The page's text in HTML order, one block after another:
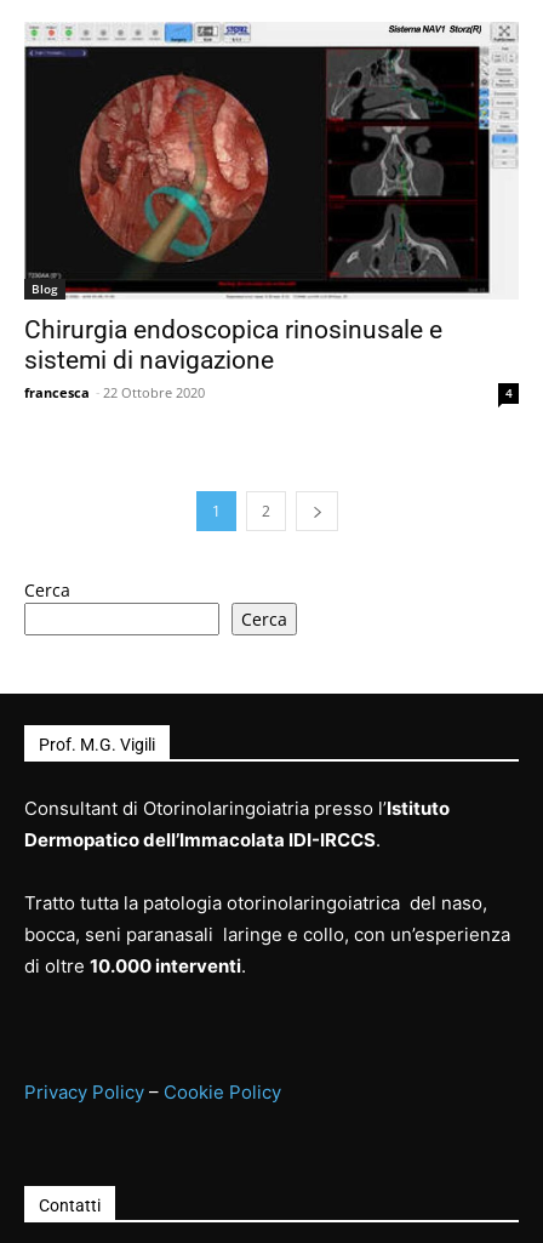
Blog
Chirurgia endoscopica rinosinusale e
sistemi di navigazione
francesca - 22 Ottobre 2020 4
1 2
Cerca
Cerca
Prof. M.G. Vigili
Consultant di Otorinolaringoiatria presso l’Istituto
Dermopatico dell’Immacolata IDI-IRCCS.
Tratto tutta la patologia otorinolaringoiatrica del naso,
bocca, seni paranasali laringe e collo, con un’esperienza
di oltre 10.000 interventi.
Privacy Policy – Cookie Policy
Contatti